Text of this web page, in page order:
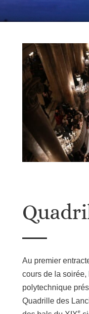
Au premier
cours de la soirée,
polytechnique
Quadrille des
e